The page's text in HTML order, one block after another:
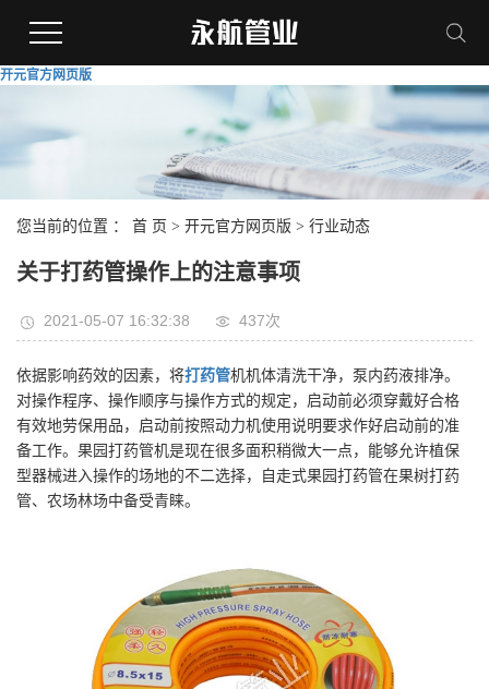
开元官方网页版
您当前的位置 ： 首 页 > 开元官方网页版 > 行业动态
关于打药管操作上的注意事项
2021-05-07 16:32:38 437次
依据影响药效的因素，将打药管机机体清洗干净，泵内药液排净。
对操作程序、操作顺序与操作方式的规定，启动前必须穿戴好合格
有效地劳保用品，启动前按照动力机使用说明要求作好启动前的准
备工作。果园打药管机是现在很多面积稍微大一点，能够允许植保
型器械进入操作的场地的不二选择，自走式果园打药管在果树打药
管、农场林场中备受青睐。